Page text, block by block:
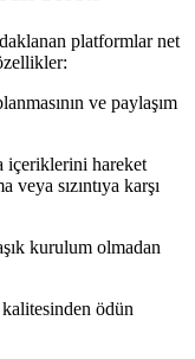
platformlar net
ve paylaşım
içeriklerini hareket
veya sızıntıya karşı
kurulum olmadan
ödün